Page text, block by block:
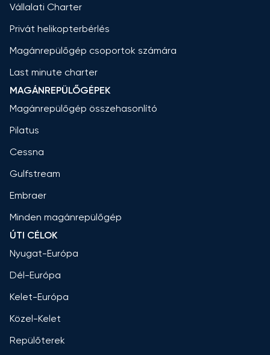
Vállalati Charter
Privát helikopterbérlés
Magánrepülőgép csoportok számára
Last minute charter
MAGÁNREPÜLŐGÉPEK
Magánrepülőgép összehasonlító
Pilatus
Cessna
Gulfstream
Embraer
Minden magánrepülőgép
ÚTI CÉLOK
Nyugat-Európa
Dél-Európa
Kelet-Európa
Közel-Kelet
Repülőterek